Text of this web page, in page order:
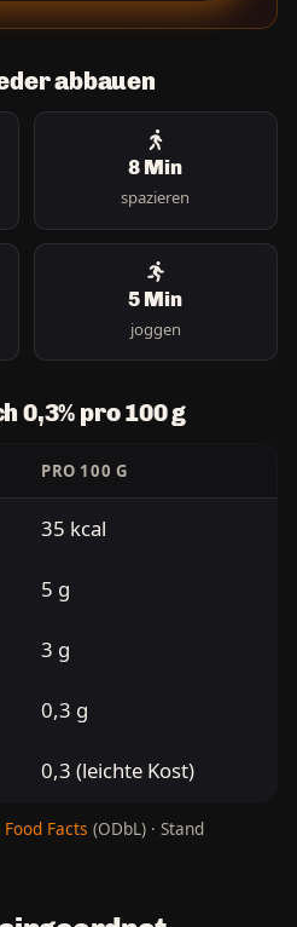
abbauen
8 Min
spazieren
5 Min
joggen
0,3% pro 100 g
PRO 100 G
35 kcal
5 g
3 g
0,3 g
0,3 (leichte Kost)
Facts (ODbL) · Stand